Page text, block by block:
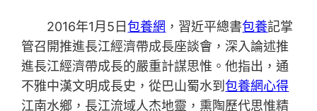
2016年1月5日包養網 ，習近平總書包養記掌
管召開推進長江經濟帶成長座談會，深入論述推
進長江經濟帶成長的嚴重計謀思惟。他指出，通
不雅中漢文明成長史，從巴山蜀水到包養網心得
江南水鄉，長江流域人杰地靈，熏陶歷代思惟精